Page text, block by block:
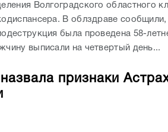
Волгоградского областного
В облздраве сообщили,
была проведена 58-
выписали на четвертый день...
признаки